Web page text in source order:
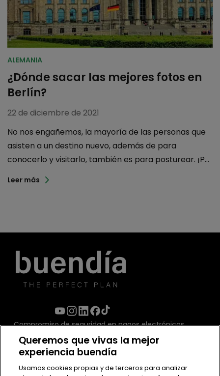
ALEMANIA
¿Dónde sacar las mejores fotos en
Berlín?
22 de diciembre de 2021
No nos engañemos, la mayoría de las personas que
asisten a un destino nuevo, además de para
conocerlo y visitarlo, también es para posturear. ¡P...
Leer más
Compromiso de seguridad en pagos electrónicos
Queremos que vivas la mejor
experiencia buendía
Usamos cookies propias y de terceros para analizar